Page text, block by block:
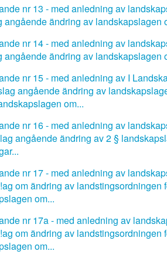
nr 13 - med anledning av
ändring av landskapslagen
nr 14 - med anledning av
ändring av landskapslagen
nr 15 - med anledning av I
angående ändring av
om...
nr 16 - med anledning av
angående ändring av 2 §
nr 17 - med anledning av
om ändring av
om...
nr 17a - med anledning av
om ändring av
om...